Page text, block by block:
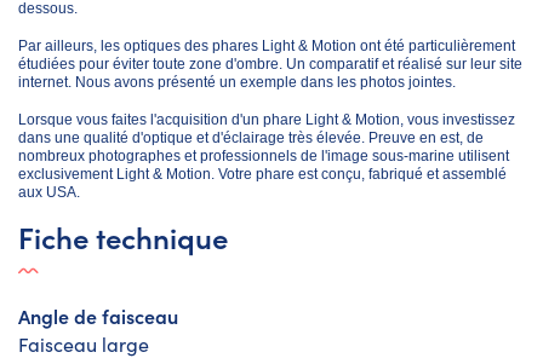
dessous.
Par ailleurs, les optiques des phares Light & Motion ont été particulièrement
étudiées pour éviter toute zone d'ombre. Un comparatif et réalisé sur leur site
internet. Nous avons présenté un exemple dans les photos jointes.
Lorsque vous faites l'acquisition d'un phare Light & Motion, vous investissez
dans une qualité d'optique et d'éclairage très élevée. Preuve en est, de
nombreux photographes et professionnels de l'image sous-marine utilisent
exclusivement Light & Motion. Votre phare est conçu, fabriqué et assemblé
aux USA.
Fiche technique
Angle de faisceau
Faisceau large